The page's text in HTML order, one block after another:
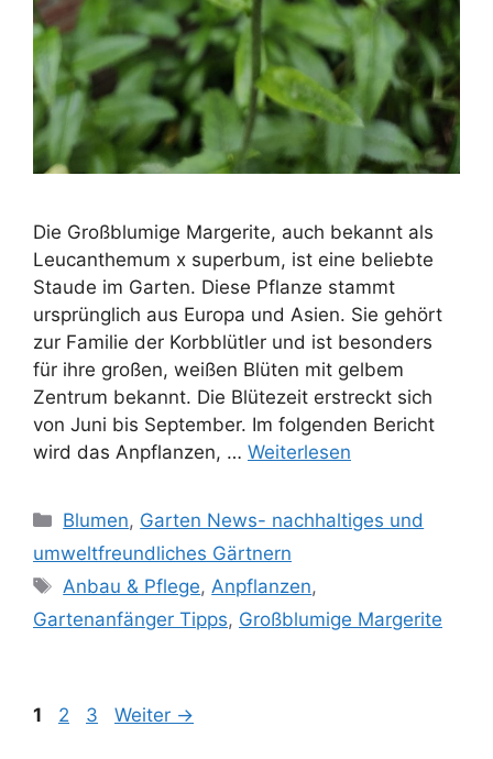
Die Großblumige Margerite, auch bekannt als
Leucanthemum x superbum, ist eine beliebte
Staude im Garten. Diese Pflanze stammt
ursprünglich aus Europa und Asien. Sie gehört
zur Familie der Korbblütler und ist besonders
für ihre großen, weißen Blüten mit gelbem
Zentrum bekannt. Die Blütezeit erstreckt sich
von Juni bis September. Im folgenden Bericht
wird das Anpflanzen, … Weiterlesen
Kategorien
Blumen, Garten News- nachhaltiges und
umweltfreundliches Gärtnern
Schlagwörter
Anbau & Pflege,Anpflanzen,
Gartenanfänger Tipps​, Großblumige Margerite
Seite
1 Seite
2 Seite
3 Weiter →